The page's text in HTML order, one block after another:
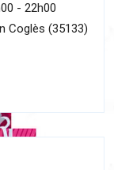
- 22h00
Coglès (35133)